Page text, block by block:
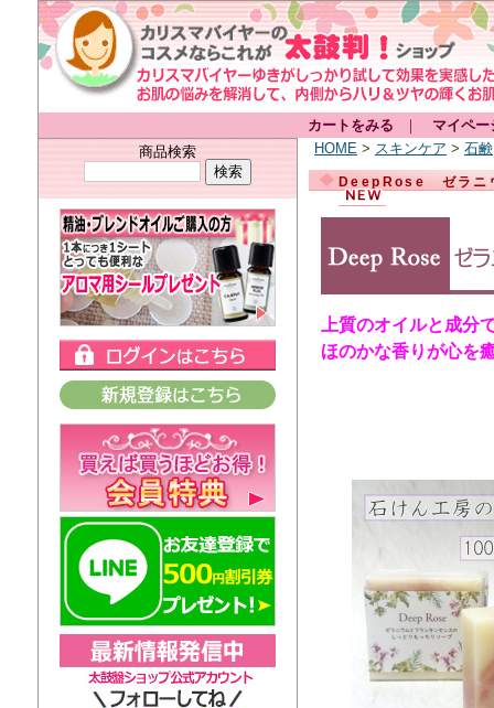
カートをみる ｜
マイペー
商品検索
HOME > スキンケア > 石鹸
DeepRose ゼラニウ
上質のオイルと成分
ほのかな香りが心を